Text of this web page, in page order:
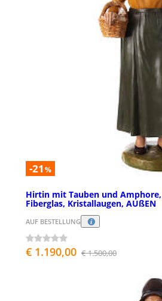
-21 %
Hirtin mit Tauben und
Fiberglas, Kristallaugen, AUßEN
AUF BESTELLUNG
€ 1.190,00 € 1.500,00